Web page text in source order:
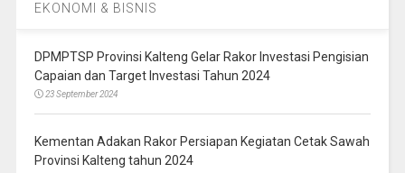
EKONOMI & BISNIS
DPMPTSP Provinsi Kalteng Gelar Rakor Investasi Pengisian
Capaian dan Target Investasi Tahun 2024
23 September 2024
Kementan Adakan Rakor Persiapan Kegiatan Cetak Sawah
Provinsi Kalteng tahun 2024